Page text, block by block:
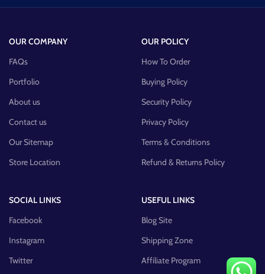
OUR COMPANY
FAQs
Portfolio
About us
Contact us
Our Sitemap
Store Location
OUR POLICY
How To Order
Buying Policy
Security Policy
Privacy Policy
Terms & Conditions
Refund & Returns Policy
SOCIAL LINKS
Facebook
Instagram
Twitter
USEFUL LINKS
Blog Site
Shipping Zone
Affiliate Program